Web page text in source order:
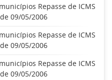
Repasse de ICMS
09/05/2006
Repasse de ICMS
09/05/2006
Repasse de ICMS
09/05/2006